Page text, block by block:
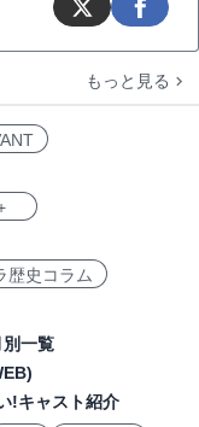
もっと見る
歴史コラム
別一覧
!キャスト紹介